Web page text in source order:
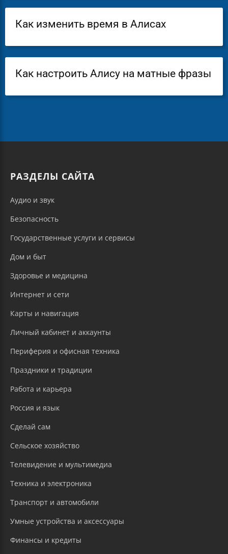
Как изменить время в Алисах
Как настроить Алису на матные фразы
РАЗДЕЛЫ САЙТА
Аудио и звук
Безопасность
Государственные услуги и сервисы
Дом и быт
Здоровье и медицина
Интернет и сети
Карты и навигация
Личный кабинет и аккаунты
Периферия и офисная техника
Праздники и традиции
Работа и карьера
Россия и язык
Сделай сам
Сельское хозяйство
Телевидение и мультимедиа
Техника и электроника
Транспорт и автомобили
Умные устройства и аксессуары
Финансы и кредиты